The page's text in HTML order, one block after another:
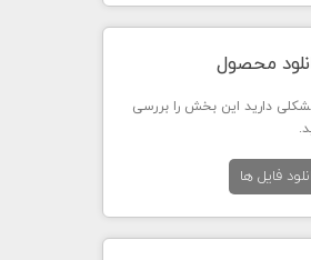
محصول
دارید این بخش را بررسی
فایل ها